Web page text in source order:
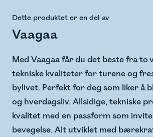
Dette produktet er en del av
Vaagaa
Med Vaagaa får du det beste fra to
tekniske kvaliteter for turene og
bylivet. Perfekt for deg som liker å
og hverdagsliv. Allsidige, tekniske
kvalitet med en passform som
bevegelse. Alt utviklet med